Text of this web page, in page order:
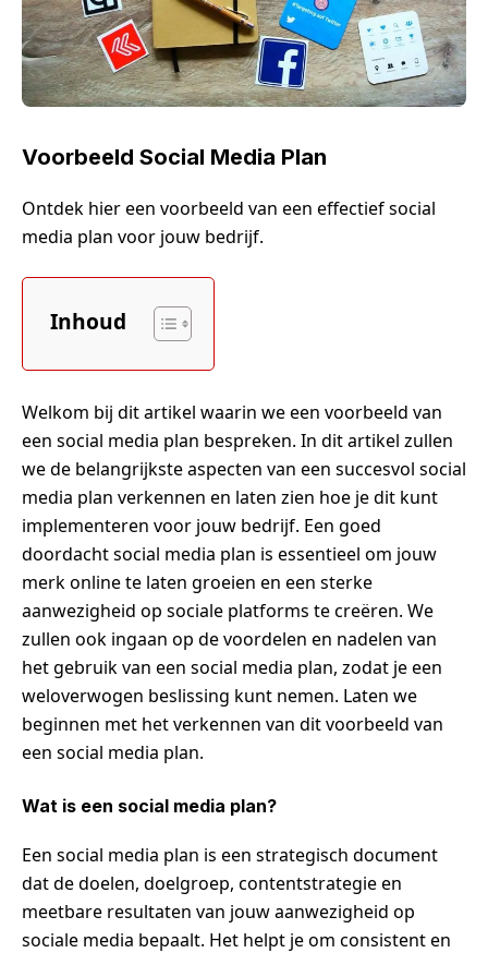
Voorbeeld Social Media Plan
Ontdek hier een voorbeeld van een effectief social
media plan voor jouw bedrijf.
Inhoud
Welkom bij dit artikel waarin we een voorbeeld van
een social media plan bespreken. In dit artikel zullen
we de belangrijkste aspecten van een succesvol social
media plan verkennen en laten zien hoe je dit kunt
implementeren voor jouw bedrijf. Een goed
doordacht social media plan is essentieel om jouw
merk online te laten groeien en een sterke
aanwezigheid op sociale platforms te creëren. We
zullen ook ingaan op de voordelen en nadelen van
het gebruik van een social media plan, zodat je een
weloverwogen beslissing kunt nemen. Laten we
beginnen met het verkennen van dit voorbeeld van
een social media plan.
Wat is een social media plan?
Een social media plan is een strategisch document
dat de doelen, doelgroep, contentstrategie en
meetbare resultaten van jouw aanwezigheid op
sociale media bepaalt. Het helpt je om consistent en